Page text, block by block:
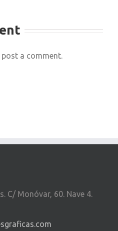
a comment.
C/ Monóvar, 60. Nave 4.